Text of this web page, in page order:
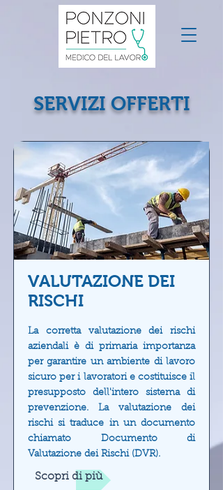
SERVIZI OFFERTI
VALUTAZIONE DEI
RISCHI
La corretta valutazione dei rischi
aziendali è di primaria importanza
per garantire un ambiente di lavoro
sicuro per i lavoratori e costituisce il
presupposto dell'intero sistema di
prevenzione. La valutazione dei
rischi si traduce in un documento
chiamato Documento di
Valutazione dei Rischi (DVR).
Scopri di più